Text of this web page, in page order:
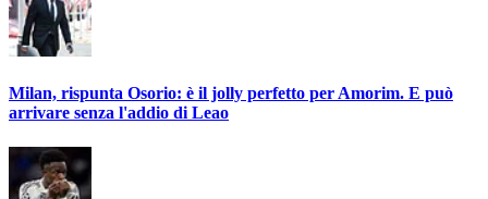
Milan, rispunta Osorio: è il jolly perfetto per Amorim. E può
arrivare senza l'addio di Leao